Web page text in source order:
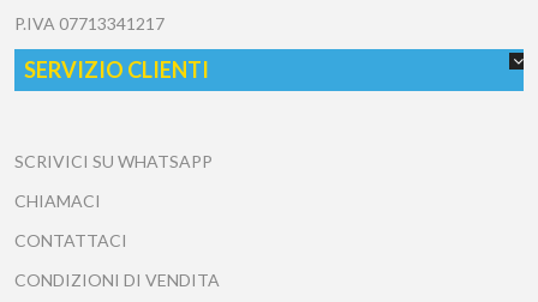
P.IVA 07713341217
SERVIZIO CLIENTI
SCRIVICI SU WHATSAPP
CHIAMACI
CONTATTACI
CONDIZIONI DI VENDITA